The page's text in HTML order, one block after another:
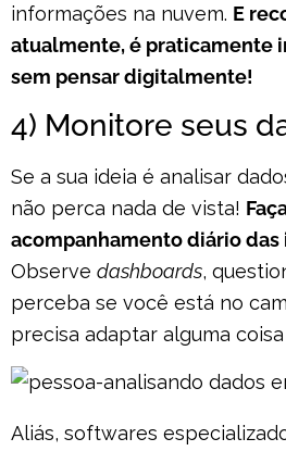
informações na nuvem. E
atualmente, é praticamente
sem pensar digitalmente!
4) Monitore seus
Se a sua ideia é analisar
não perca nada de vista!
acompanhamento diário das
Observe dashboards,
perceba se você está no
precisa adaptar alguma
Aliás, softwares